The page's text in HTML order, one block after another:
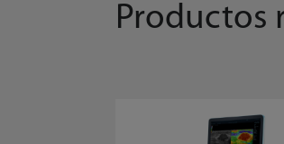
Productos